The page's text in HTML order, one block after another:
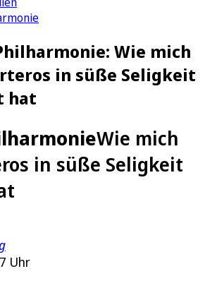
Wie mich
in süße Seligkeit
hat
Wie mich
in süße Seligkeit
Uhr